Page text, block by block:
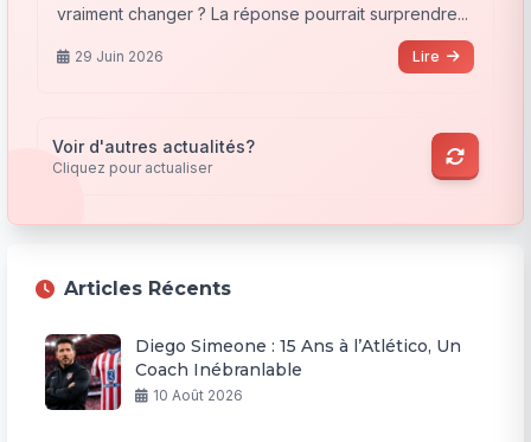
vraiment changer ? La réponse pourrait surprendre...
29 Juin 2026 Lire
Voir d'autres actualités?
Cliquez pour actualiser
Articles Récents
Diego Simeone : 15 Ans à l’Atlético, Un
Coach Inébranlable
10 Août 2026